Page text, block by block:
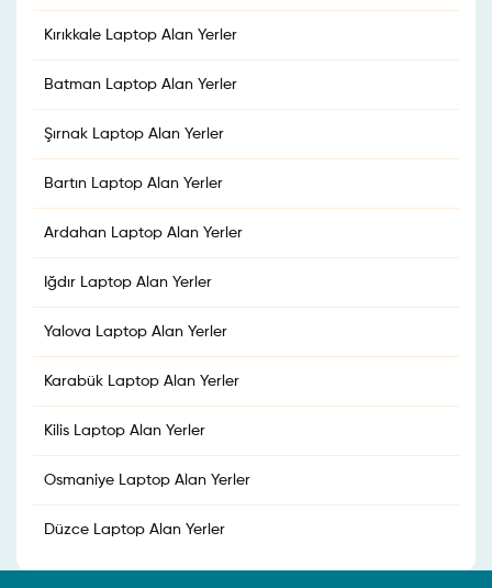
Kırıkkale Laptop Alan Yerler
Batman Laptop Alan Yerler
Şırnak Laptop Alan Yerler
Bartın Laptop Alan Yerler
Ardahan Laptop Alan Yerler
Iğdır Laptop Alan Yerler
Yalova Laptop Alan Yerler
Karabük Laptop Alan Yerler
Kilis Laptop Alan Yerler
Osmaniye Laptop Alan Yerler
Düzce Laptop Alan Yerler